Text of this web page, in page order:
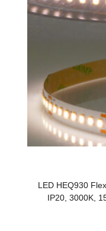
LED HEQ930
IP20, 3000K,